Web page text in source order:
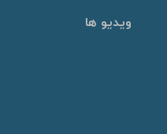
ویدیو ها